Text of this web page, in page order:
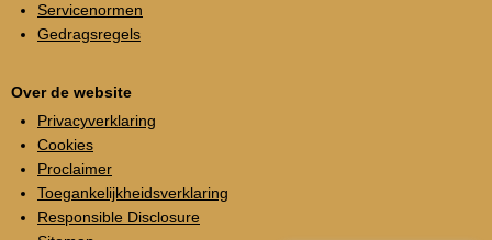
Servicenormen
Gedragsregels
Over de website
Privacyverklaring
Cookies
Proclaimer
Toegankelijkheidsverklaring
Responsible Disclosure